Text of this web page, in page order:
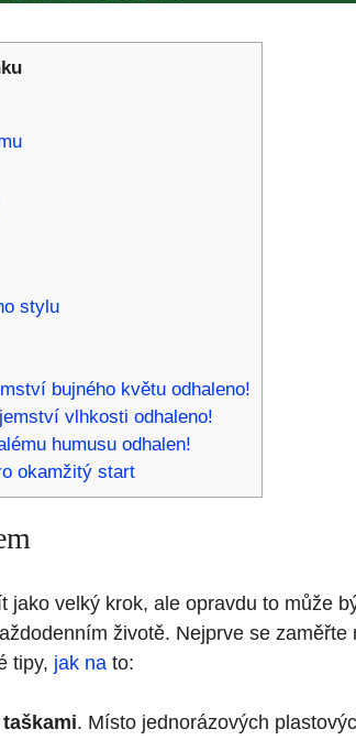
stylu
bujného květu odhaleno!
vlhkosti odhaleno!
humusu odhalen!
okamžitý start
velký krok, ale opravdu to může
životě. Nejprve se zaměřte
tipy, jak na to:
. Místo jednorázových